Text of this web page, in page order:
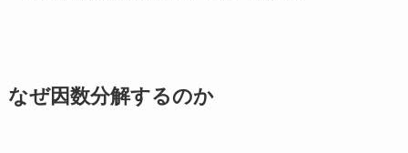
なぜ因数分解するのか